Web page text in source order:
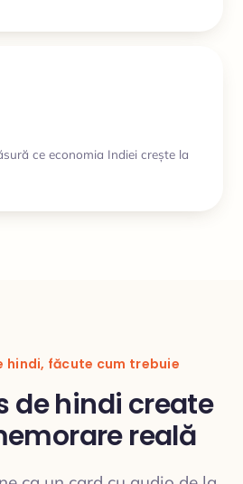
ce economia Indiei crește la
hindi, făcute cum trebuie
de hindi create
reală